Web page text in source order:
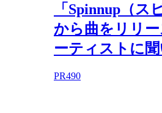
「Spinnup（ス
から曲をリリ
ーティストに聞
PR490